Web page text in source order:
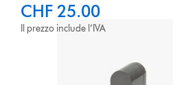
CHF 25.00
Il prezzo include l’IVA